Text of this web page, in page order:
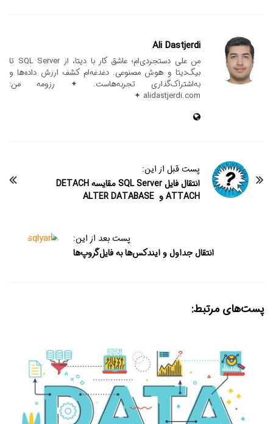
Ali Dastjerdi
من علی دستجردی‌ام؛ عاشق کار با دیتا، از SQL Server تا
بیگ‌دیتا و هوش مصنوعی. دغدغه‌ام کشف ارزش داده‌ها و
به‌اشتراک‌گذاری تجربه‌هاست. ✦ رزومه من:
alidastjerdi.com ✦
پست قبل از این:
انتقال فایل SQL Server مقایسه DETACH
ATTACH و ALTER DATABASE
پست بعد از این:
انتقال جداول و ایندکس‌ها به فایل‌گروپ‌ها
پست‌های مرتبط: